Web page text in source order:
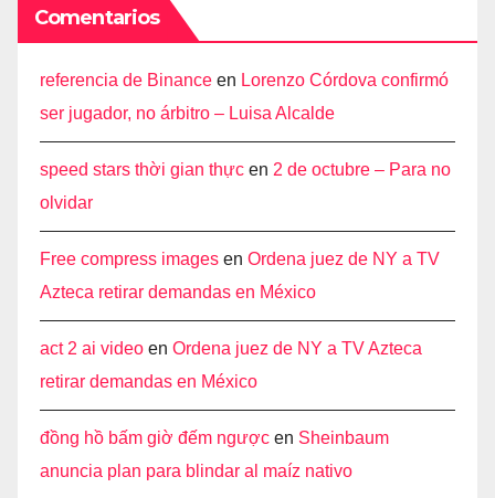
Comentarios
referencia de Binance en Lorenzo Córdova confirmó
ser jugador, no árbitro – Luisa Alcalde
speed stars thời gian thực en 2 de octubre – Para no
olvidar
Free compress images en Ordena juez de NY a TV
Azteca retirar demandas en México
act 2 ai video en Ordena juez de NY a TV Azteca
retirar demandas en México
đồng hồ bấm giờ đếm ngược en Sheinbaum
anuncia plan para blindar al maíz nativo